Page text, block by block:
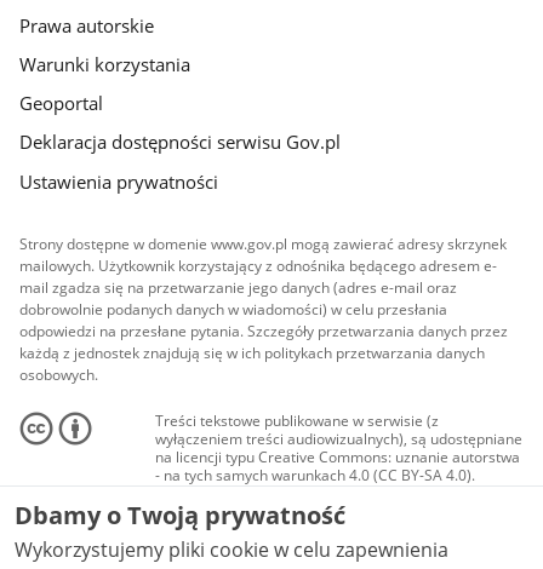
Prawa autorskie
Warunki korzystania
Geoportal
Deklaracja dostępności serwisu Gov.pl
Ustawienia prywatności
Strony dostępne w domenie www.gov.pl mogą zawierać adresy skrzynek
mailowych. Użytkownik korzystający z odnośnika będącego adresem e-
mail zgadza się na przetwarzanie jego danych (adres e-mail oraz
dobrowolnie podanych danych w wiadomości) w celu przesłania
odpowiedzi na przesłane pytania. Szczegóły przetwarzania danych przez
każdą z jednostek znajdują się w ich politykach przetwarzania danych
osobowych.
Treści tekstowe publikowane w serwisie (z
wyłączeniem treści audiowizualnych), są udostępniane
na licencji typu Creative Commons: uznanie autorstwa
- na tych samych warunkach 4.0 (CC BY-SA 4.0).
Materiały audiowizualne, w tym zdjęcia, materiały
audio i wideo, są udostępniane na licencji typu
Creative Commons: uznanie autorstwa użycie
niekomercyjne - bez utworów zależnych 4.0 (CC BY-
Dbamy o Twoją prywatność
Wykorzystujemy pliki cookie w celu zapewnienia